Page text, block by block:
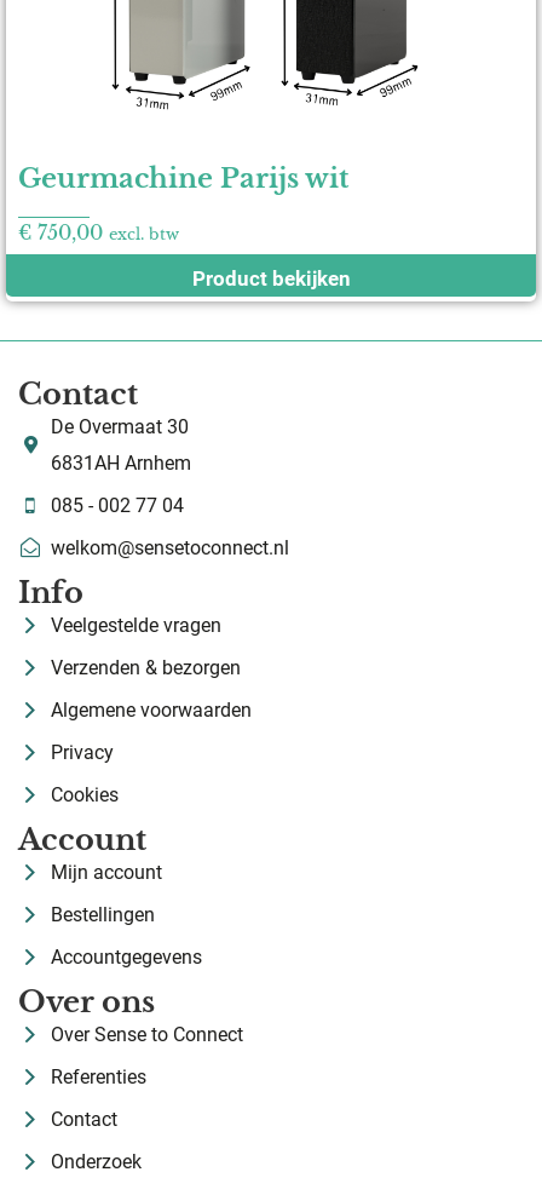
Geurmachine Parijs wit
€ 750,00 excl. btw
Product bekijken
Contact
De Overmaat 30
6831AH Arnhem
085 - 002 77 04
welkom@sensetoconnect.nl
Info
Veelgestelde vragen
Verzenden & bezorgen
Algemene voorwaarden
Privacy
Cookies
Account
Mijn account
Bestellingen
Accountgegevens
Over ons
Over Sense to Connect
Referenties
Contact
Onderzoek